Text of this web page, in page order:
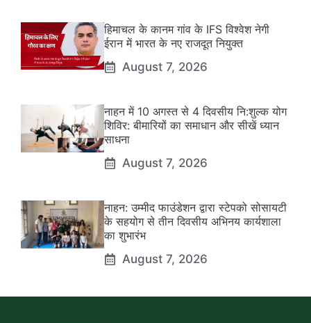
हिमाचल के कानम गांव के IFS विश्वेश नेगी
ईरान में भारत के नए राजदूत नियुक्त
August 7, 2026
नाहन में 10 अगस्त से 4 दिवसीय नि:शुल्क योग
शिविर: बीमारियों का समाधान और सीखें ध्यान
साधना
August 7, 2026
नाहन: उम्मीद फाउंडेशन द्वारा स्टेपको सोसायटी
के सहयोग से तीन दिवसीय अभिनय कार्यशाला
का शुभारंभ
August 7, 2026